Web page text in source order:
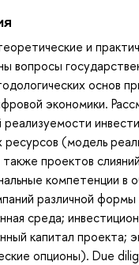
и
вопросы
основ
экономики.
ресурсов (модель
проектов
компетенции в
различной
среда;
капитал проекта;
опционы). Due